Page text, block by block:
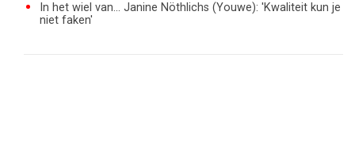
In het wiel van... Janine Nöthlichs (Youwe): 'Kwaliteit kun je
niet faken'